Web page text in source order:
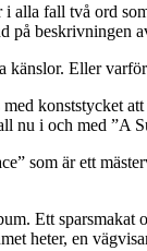
fall två ord
beskrivningen
känslor. Eller
konststycket
nu i och med ”A
som är ett
Ett sparsmakat
heter, en